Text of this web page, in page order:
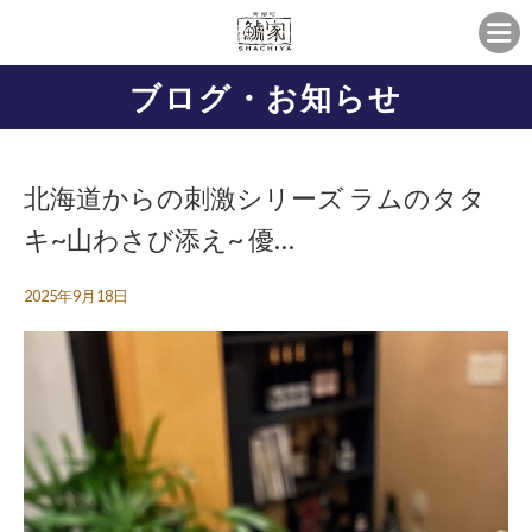
ブログ・お知らせ
北海道からの刺激シリーズ️ ラムのタタ
キ~山わさび添え~ 優…
2025年9月18日